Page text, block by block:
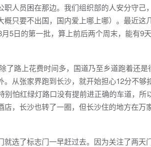
人员困在那边。我们组织部的人安分守己
只要不出国，国内爱上哪上哪）。最近这
5日的第一批，算上前后两个周末，能有9
路上花费时间多，国道乃至乡道跑着还是
从张家界跑到长沙，就开始担心12分不够
怕红绿灯路口没有提前进正确的车道，所
，长沙也转了一圈，但长沙住的地方在万
了标志门一早赶过去。因为关注了两天门